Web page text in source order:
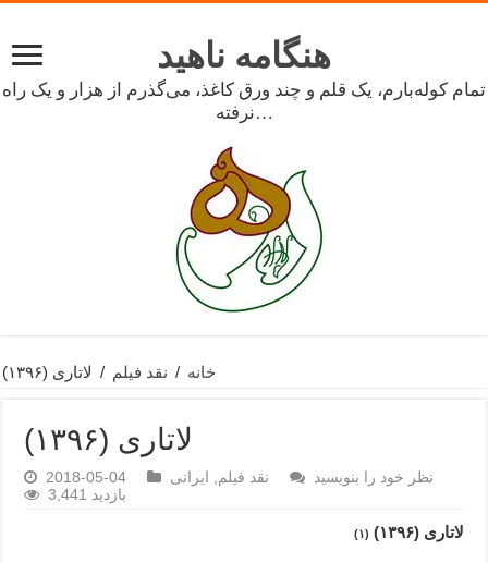
هنگامه ناهید
تمام کوله‌بارم، یک قلم و چند ورق کاغذ، می‌گذرم از هزار و یک راه
نرفته…
خانه / نقد فیلم / لاتاری (۱۳۹۶)
لاتاری (۱۳۹۶)
2018-05-04 نقد فیلم ایرانی
نظر خود را بنویسید
3,441 بازدید
لاتاری (۱۳۹۶) (۱)